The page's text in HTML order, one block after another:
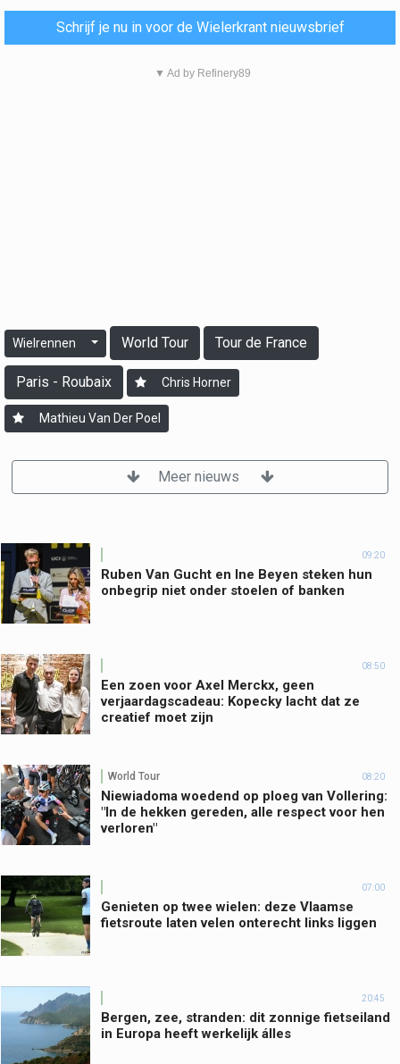
Schrijf je nu in voor de Wielerkrant nieuwsbrief
▼ Ad by Refinery89
Wielrennen World Tour Tour de France
Paris - Roubaix Chris Horner
Mathieu Van Der Poel
Meer nieuws
09:20
Ruben Van Gucht en Ine Beyen steken hun
onbegrip niet onder stoelen of banken
08:50
Een zoen voor Axel Merckx, geen
verjaardagscadeau: Kopecky lacht dat ze
creatief moet zijn
World Tour 08:20
Niewiadoma woedend op ploeg van Vollering:
"In de hekken gereden, alle respect voor hen
verloren"
07:00
Genieten op twee wielen: deze Vlaamse
fietsroute laten velen onterecht links liggen
20:45
Bergen, zee, stranden: dit zonnige fietseiland
in Europa heeft werkelijk álles